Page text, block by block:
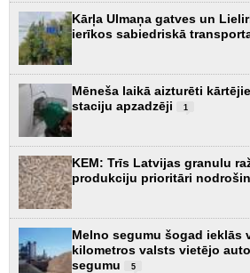
Kārļa Ulmaņa gatves un
ierīkos sabiedriskā
Mēneša laikā aizturēti
staciju apzadzēji
1
KEM: Trīs Latvijas granulu
produkciju prioritāri
Melno segumu šogad ieklās
kilometros valsts vietējo
segumu
5